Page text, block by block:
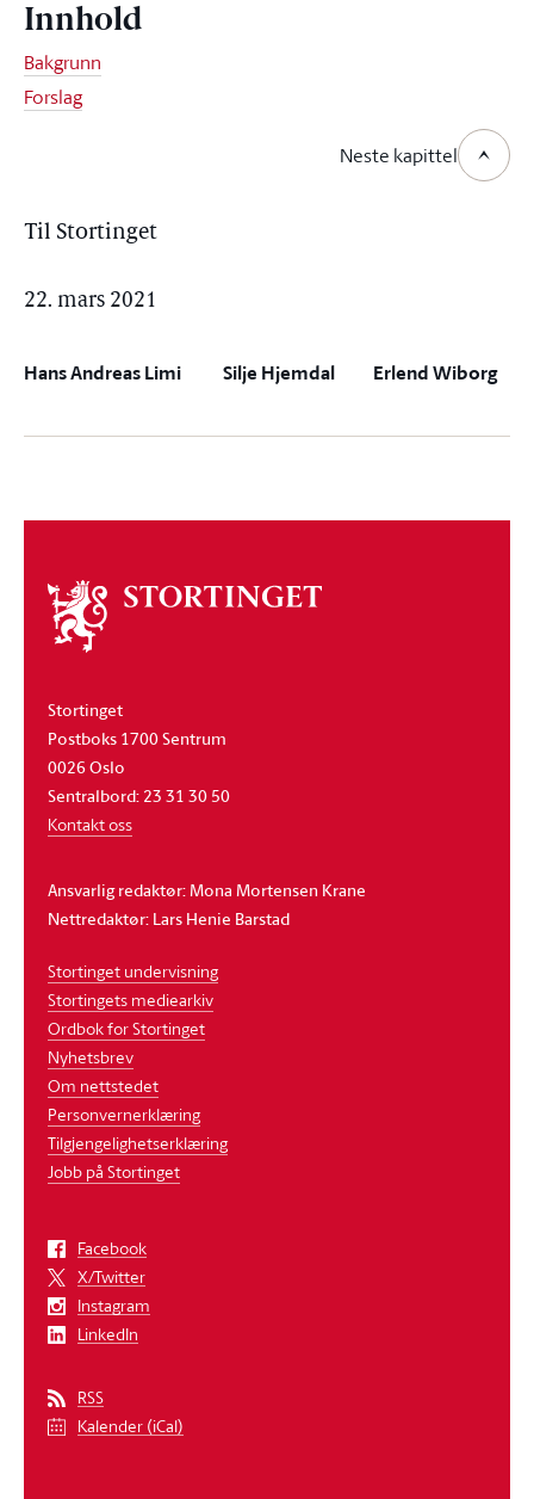
Innhold
Bakgrunn
Forslag
Neste kapittel
Til Stortinget
22. mars 2021
Hans Andreas Limi Silje Hjemdal Erlend Wiborg
Om
stortinget
Stortinget
Postboks 1700 Sentrum
0026 Oslo
Sentralbord: 23 31 30 50
Kontakt oss
Ansvarlig redaktør: Mona Mortensen Krane
Nettredaktør: Lars Henie Barstad
Stortinget undervisning
Stortingets mediearkiv
Ordbok for Stortinget
Nyhetsbrev
Om nettstedet
Personvernerklæring
Tilgjengelighetserklæring
Jobb på Stortinget
Facebook
X/Twitter
Instagram
LinkedIn
RSS
Kalender (iCal)